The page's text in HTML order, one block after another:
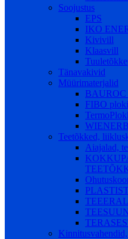
Soojustus
EPS
IKO
Kivivill
Klaasvill
Tänavakivid
Müürimaterjalid
BAUROC
FIBO
Teetõkked,
Aiajalad,